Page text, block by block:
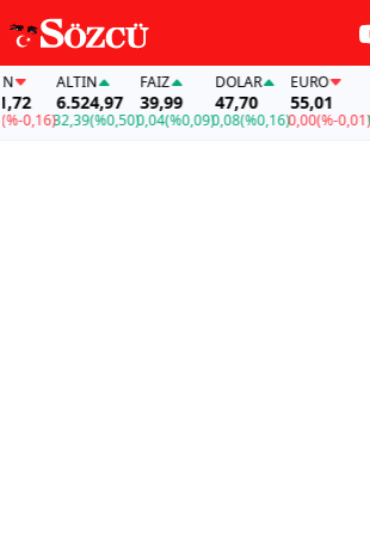
0,16)
ALTIN
6.524,97
32,39(%0,50)
FAİZ
39,99
0,04(%0,09)
DOLAR
47,70
0,08(%0,16)
EURO
55,01
0,00(%-0,01)